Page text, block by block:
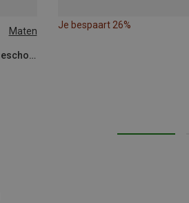
Maten
Hanwag | Alpinismeschoenen & Expeditieschoenen
Je bespaart 26%